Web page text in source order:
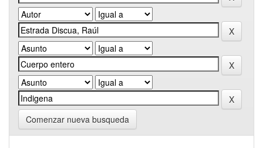
Comenzar nueva busqueda